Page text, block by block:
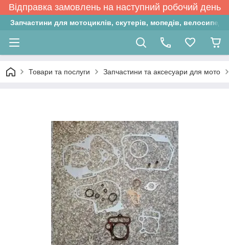
Відправка замовлень на наступний робочий день
Запчастини для мотоциклів, скутерів, мопедів,
Товари та послуги Запчастини та аксесуари для мото